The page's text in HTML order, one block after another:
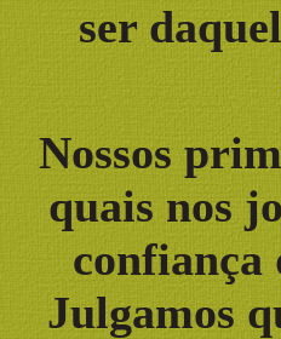
ser
Nossos
quais nos
confiança
Julgamos